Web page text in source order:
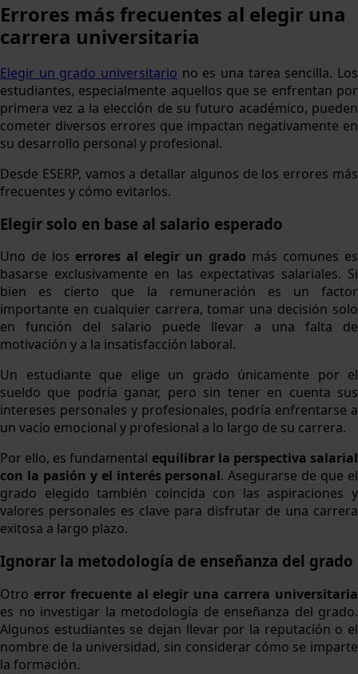
Errores más frecuentes al elegir una
carrera universitaria
Elegir un grado universitario no es una tarea sencilla. Los
estudiantes, especialmente aquellos que se enfrentan por
primera vez a la elección de su futuro académico, pueden
cometer diversos errores que impactan negativamente en
su desarrollo personal y profesional.
Desde ESERP, vamos a detallar algunos de los errores más
frecuentes y cómo evitarlos.
Elegir solo en base al salario esperado
Uno de los errores al elegir un grado más comunes es
basarse exclusivamente en las expectativas salariales. Si
bien es cierto que la remuneración es un factor
importante en cualquier carrera, tomar una decisión solo
en función del salario puede llevar a una falta de
motivación y a la insatisfacción laboral.
Un estudiante que elige un grado únicamente por el
sueldo que podría ganar, pero sin tener en cuenta sus
intereses personales y profesionales, podría enfrentarse a
un vacío emocional y profesional a lo largo de su carrera.
Por ello, es fundamental equilibrar la perspectiva salarial
con la pasión y el interés personal. Asegurarse de que el
grado elegido también coincida con las aspiraciones y
valores personales es clave para disfrutar de una carrera
exitosa a largo plazo.
Ignorar la metodología de enseñanza del grado
Otro error frecuente al elegir una carrera universitaria
es no investigar la metodología de enseñanza del grado.
Algunos estudiantes se dejan llevar por la reputación o el
nombre de la universidad, sin considerar cómo se imparte
la formación.